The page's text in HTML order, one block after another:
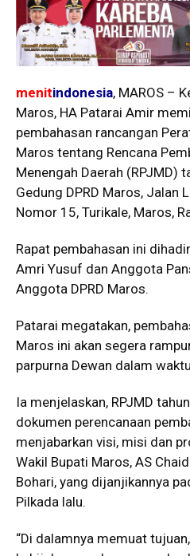
menitindonesia, MAROS –
Maros, HA Patarai Amir
pembahasan rancangan
Maros tentang Rencana
Menengah Daerah (RPJMD)
Gedung DPRD Maros, Jalan
Nomor 15, Turikale, Maros,
Rapat pembahasan ini
Amri Yusuf dan Anggota
Anggota DPRD Maros.
Patarai megatakan,
Maros ini akan segera
parpurna Dewan dalam
Ia menjelaskan, RPJMD
dokumen perencanaan
menjabarkan visi, misi dan
Wakil Bupati Maros, AS
Bohari, yang dijanjikannya
Pilkada lalu.
“Di dalamnya memuat